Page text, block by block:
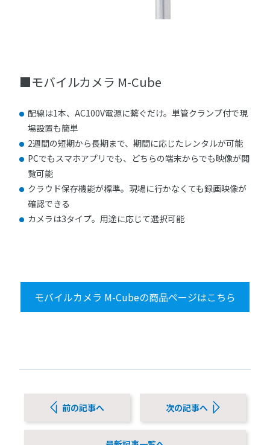
■モバイルカメラ M-Cube
配線は1本、AC100V電源に繋ぐだけ。単管クランプ付で現
場設置も簡単
2週間の短期から長期まで、期間に応じたレンタルが可能
PCでもスマホアプリでも、どちらの端末からでも映像が閲
覧可能
クラウド保存機能が標準。現場に行かなくても録画映像が
確認できる
カメラは3タイプ。用途に応じて選択可能
モバイルカメラ M-Cubeの商品ページはこちら
前の記事へ 次の記事へ